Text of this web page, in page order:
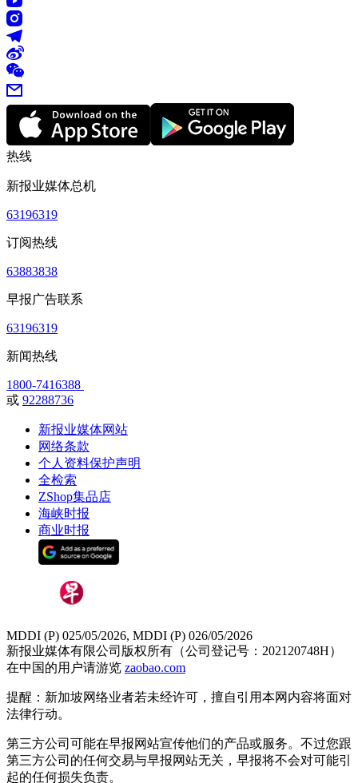
热线
新报业媒体总机
63196319
订阅热线
63883838
早报广告联系
63196319
新闻热线
1800-7416388
或 92288736
新报业媒体网站
网络条款
个人资料保护声明
全检索
ZShop集品店
海峡时报
商业时报
MDDI (P) 025/05/2026, MDDI (P) 026/05/2026
新报业媒体有限公司版权所有（公司登记号：202120748H）
在中国的用户请游览 zaobao.com
提醒：新加坡网络业者若未经许可，擅自引用本网内容将面对
法律行动。
第三方公司可能在早报网站宣传他们的产品或服务。不过您跟
第三方公司的任何交易与早报网站无关，早报将不会对可能引
起的任何损失负责。